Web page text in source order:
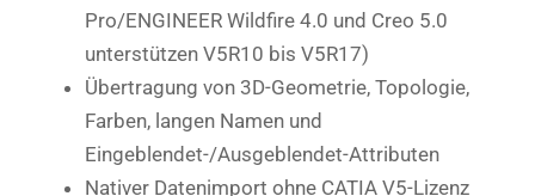
Pro/ENGINEER Wildfire 4.0 und Creo 5.0
unterstützen V5R10 bis V5R17)
Übertragung von 3D-Geometrie, Topologie,
Farben, langen Namen und
Eingeblendet-/Ausgeblendet-Attributen
Nativer Datenimport ohne CATIA V5-Lizenz